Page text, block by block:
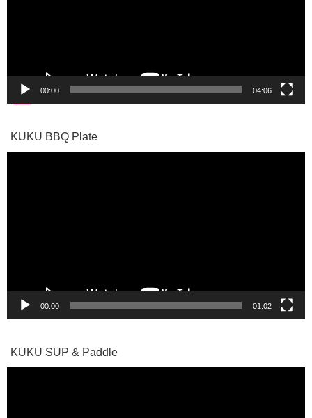
00:00 04:06
KUKU BBQ Plate
00:00 01:02
KUKU SUP & Paddle